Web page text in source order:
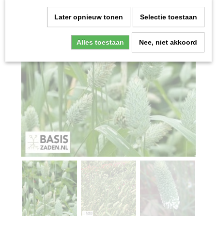
Later opnieuw tonen Selectie toestaan
Alles toestaan Nee, niet akkoord